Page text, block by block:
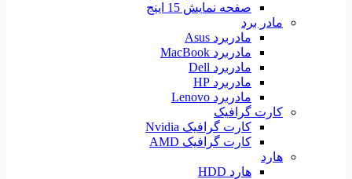
صفحه نمایش 15 اینج
مادر برد
مادربرد Asus
مادربرد MacBook
مادربرد Dell
مادربرد HP
مادربرد Lenovo
کارت گرافیک
کارت گرافیک Nvidia
کارت گرافیک AMD
هارد
هارد HDD